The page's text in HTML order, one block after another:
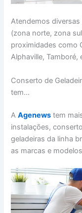
Atendemos diversas
(zona norte, zona
proximidades como
Alphaville, Tamboré,
Conserto de
tem…
AAgenews tem
instalações,
geladeiras da linha
as marcas e